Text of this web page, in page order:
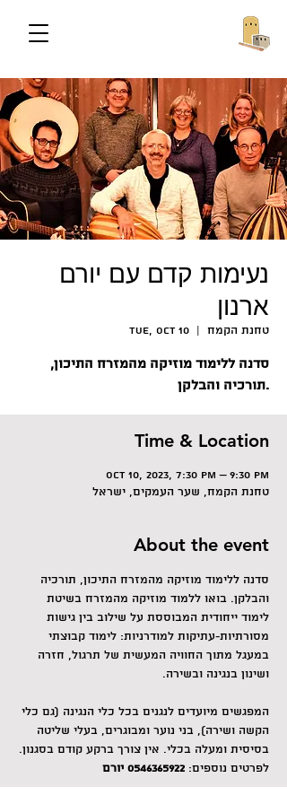
נעימות קדם עם יורם
ארנון
Tue, Oct 10
  |
טחנת הקמח
סדנה ללימוד מוזיקה מהמזרח התיכון,
תורכיה והבלקן.
Time & Location
Oct 10, 2023, 7:30 PM – 9:30 PM
טחנת הקמח, שער העמקים, ישראל
About the event
סדנה ללימוד מוזיקה מהמזרח התיכון, תורכיה
והבלקן. בואו ללמוד מוזיקה מהמזרח בשיטת
לימוד ייחודית המבוססת על שילוב בין גישות
מסורתיות-עתיקות למודרניות: לימוד קבוצתי
במעגל מתוך החוויה המעשית של תרגול, חזרה
ושינון בנגינה ובשירה.
המפגשים מיועדים לנגנים בכל כלי הנגינה (גם כלי
הקשה ושירה), בני נוער ומבוגרים, בעלי שליטה
בסיסית ומעלה בכלי. אין צורך ברקע קודם בסגנון.
לפרטים נוספים: 0546365922 יורם